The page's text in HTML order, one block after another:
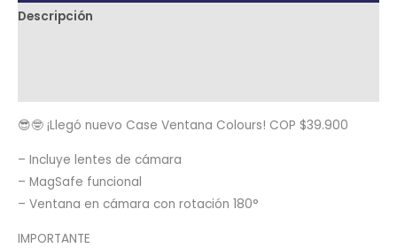
Descripción
😎🤓 ¡Llegó nuevo Case Ventana Colours! COP $39.900
– Incluye lentes de cámara
– MagSafe funcional
– Ventana en cámara con rotación 180°
IMPORTANTE